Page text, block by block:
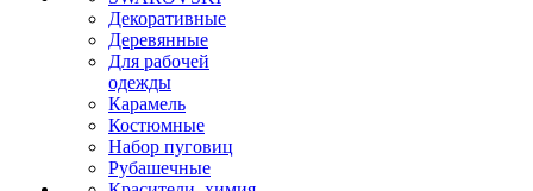
Декоративные
Деревянные
Для рабочей
одежды
Карамель
Костюмные
Набор пуговиц
Рубашечные